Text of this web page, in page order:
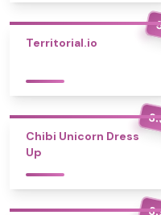
Territorial.io
Chibi Unicorn Dress
Up